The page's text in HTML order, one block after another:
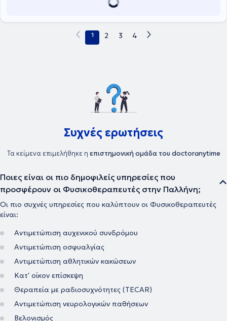
αθλητικών, νευρολογικών και καρδιοαναπνευστικών παθήσεων,
1 2 3 4
Συχνές ερωτήσεις
Τα κείμενα επιμελήθηκε η επιστημονική ομάδα του doctoranytime
Ποιες είναι οι πιο δημοφιλείς υπηρεσίες που
προσφέρουν οι Φυσικοθεραπευτές στην Παλλήνη;
Οι πιο συχνές υπηρεσίες που καλύπτουν οι Φυσικοθεραπευτές
είναι:
Αντιμετώπιση αυχενικού συνδρόμου
Αντιμετώπιση οσφυαλγίας
Αντιμετώπιση αθλητικών κακώσεων
Κατ' οίκον επίσκεψη
Θεραπεία με ραδιοσυχνότητες (TECAR)
Αντιμετώπιση νευρολογικών παθήσεων
Βελονισμός